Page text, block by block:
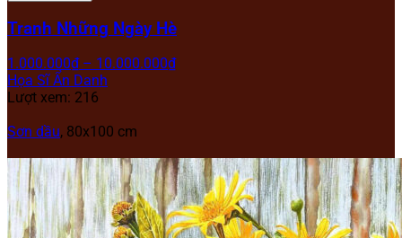
Tranh Những Ngày Hè
1.000.000₫ – 10.000.000₫
Họa Sĩ Ẩn Danh
Lượt xem: 216
Sơn dầu, 80x100 cm